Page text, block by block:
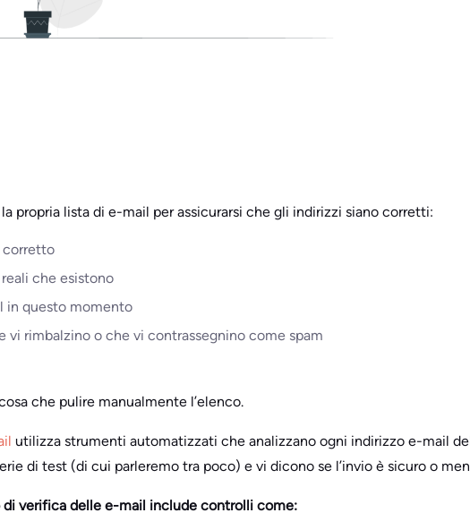
propria lista di e-mail per assicurarsi che gli indirizzi siano corretti:
corretto
che esistono
in questo momento
vi rimbalzino o che vi contrassegnino come spam
che pulire manualmente l’elenco.
utilizza strumenti automatizzati che analizzano ogni indirizzo e-mail
di test (di cui parleremo tra poco) e vi dicono se l’invio è sicuro o
di verifica delle e-mail include controlli come: